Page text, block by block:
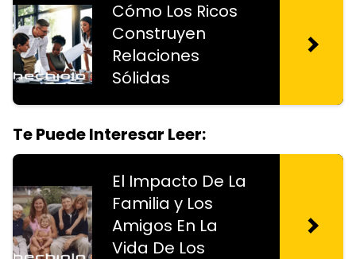
Cómo Los Ricos
Construyen
Relaciones
Sólidas
Te Puede Interesar Leer:
El Impacto De La
Familia y Los
Amigos En La
Vida De Los